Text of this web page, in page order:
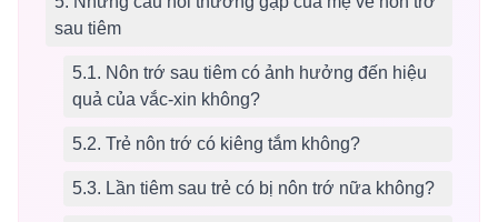
sau tiêm
5.1. Nôn trớ sau tiêm có ảnh hưởng đến hiệu
quả của vắc-xin không?
5.2. Trẻ nôn trớ có kiêng tắm không?
5.3. Lần tiêm sau trẻ có bị nôn trớ nữa không?